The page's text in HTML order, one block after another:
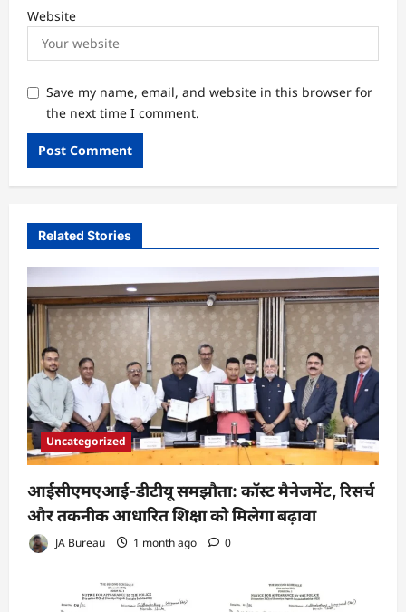
Website
Save my name, email, and website in this browser for
the next time I comment.
Related Stories
Uncategorized
आईसीएमएआई-डीटीयू समझौता: कॉस्ट मैनेजमेंट, रिसर्च
और तकनीक आधारित शिक्षा को मिलेगा बढ़ावा
JA Bureau 1 month ago 0